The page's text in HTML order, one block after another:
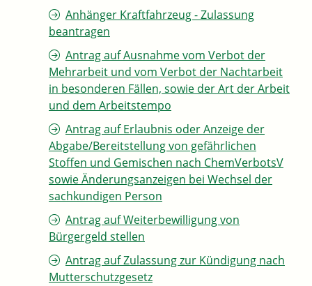
Anhänger Kraftfahrzeug - Zulassung
beantragen
Antrag auf Ausnahme vom Verbot der
Mehrarbeit und vom Verbot der Nachtarbeit
in besonderen Fällen, sowie der Art der Arbeit
und dem Arbeitstempo
Antrag auf Erlaubnis oder Anzeige der
Abgabe/Bereitstellung von gefährlichen
Stoffen und Gemischen nach ChemVerbotsV
sowie Änderungsanzeigen bei Wechsel der
sachkundigen Person
Antrag auf Weiterbewilligung von
Bürgergeld stellen
Antrag auf Zulassung zur Kündigung nach
Mutterschutzgesetz